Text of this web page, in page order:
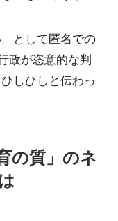
として匿名での
政が恣意的な判
しひしと伝わっ
の質」のネ